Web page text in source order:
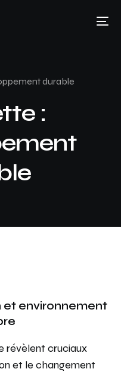
durable
:
et environnement
révèlent cruciaux
et le changement